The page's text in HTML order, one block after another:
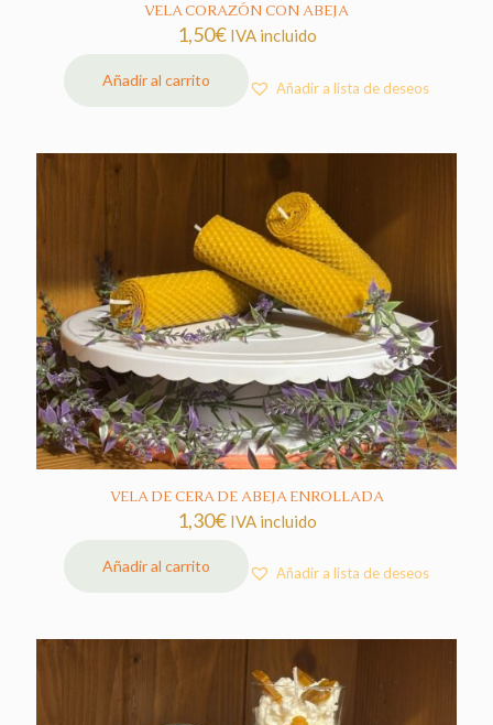
VELA CORAZÓN CON ABEJA
1,50€ IVA incluido
Añadir al carrito Añadir a lista de deseos
VELA DE CERA DE ABEJA ENROLLADA
1,30€ IVA incluido
Añadir al carrito Añadir a lista de deseos